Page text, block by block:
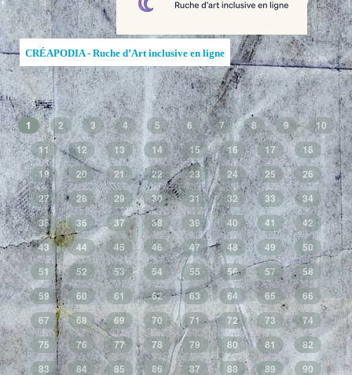
CRÉAPODIA - Ruche d’Art inclusive en ligne
1 2 3 4 5 6 7 8 9
10
11
12 13 14 15 16 17
18
19
20 21 22 23 24 25
26
27
28 29 30 31 32 33
34
35
36 37 38 39 40 41
42
43
44 45 46 47 48 49
50
51
52 53 54 55 56 57
58
59
60 61 62 63 64 65
66
67
68 69 70 71 72 73
74
75
76 77 78 79 80 81
82
83
84 85 86 87 88 89
90